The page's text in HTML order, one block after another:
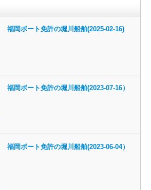
福岡ボート免許の堀川船舶(2025-02-16)
福岡ボート免許の堀川船舶(2023-07-16）
福岡ボート免許の堀川船舶(2023-06-04）